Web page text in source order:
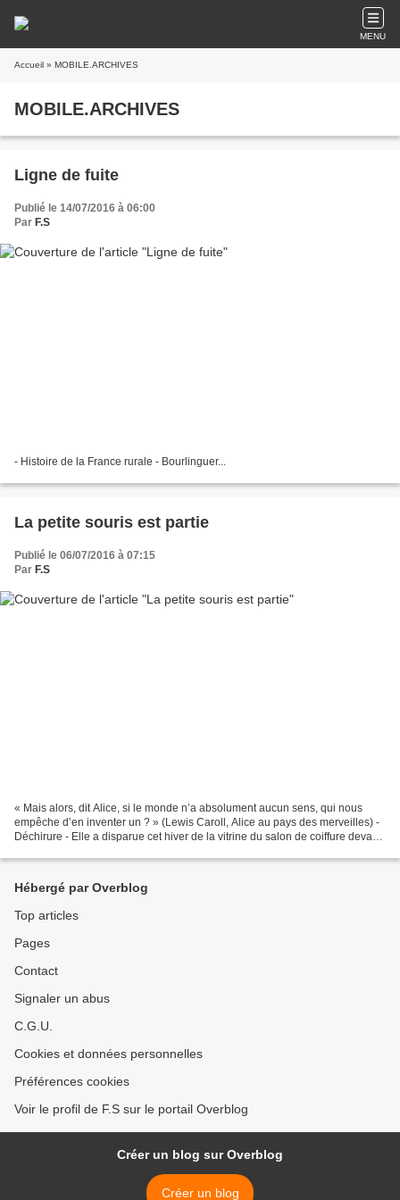
MENU
Accueil » MOBILE.ARCHIVES
MOBILE.ARCHIVES
Ligne de fuite
Publié le 14/07/2016 à 06:00
Par F.S
- Histoire de la France rurale - Bourlinguer...
La petite souris est partie
Publié le 06/07/2016 à 07:15
Par F.S
« Mais alors, dit Alice, si le monde n’a absolument aucun sens, qui nous
empêche d’en inventer un ? » (Lewis Caroll, Alice au pays des merveilles) -
Déchirure - Elle a disparue cet hiver de la vitrine du salon de coiffure devant
Hébergé par Overblog
Top articles
Pages
Contact
Signaler un abus
C.G.U.
Cookies et données personnelles
Préférences cookies
Voir le profil de F.S sur le portail Overblog
Créer un blog sur Overblog
Créer un blog